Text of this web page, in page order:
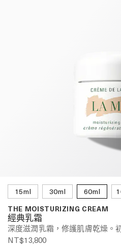
15ml 30ml 60ml
THE MOISTURIZING CREAM
經典乳霜
深度滋潤乳霜，修護肌膚乾燥。
NT$13,800